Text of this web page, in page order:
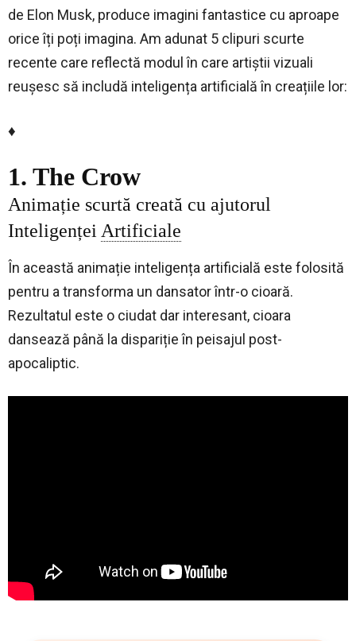
de Elon Musk, produce imagini fantastice cu aproape
orice îți poți imagina. Am adunat 5 clipuri scurte
recente care reflectă modul în care artiștii vizuali
reușesc să includă inteligența artificialăîn creațiile lor:
♦
1. The Crow
Animație scurtă creată cu ajutorul
Inteligenței Artificiale
În această animație inteligența artificială este folosită
pentru a transforma un dansator într-o cioară.
Rezultatul este o ciudat dar interesant, cioara
dansează până la dispariție în peisajul post-
apocaliptic.